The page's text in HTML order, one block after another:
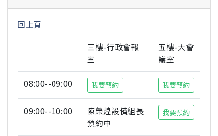
回上頁
三樓-行政會報
室
五樓-大會
議室
08:00--09:00 我要預約 我要預約
09:00--10:00
陳榮煌設備組長
預約中
我要預約